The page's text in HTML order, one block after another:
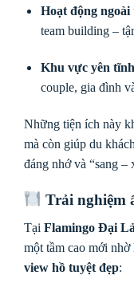
Hoạt động
team building –
Khu vực yên
couple, gia đình
Những tiện ích này
mà còn giúp du
đáng nhớ và “sang –
Trải nghiệm
Tại Flamingo Đại
một tầm cao mới nhờ
view hồ tuyệt đẹp: